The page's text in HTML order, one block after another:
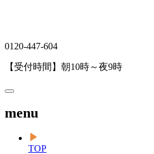
0120-447-604
【受付時間】朝10時～夜9時
menu
TOP